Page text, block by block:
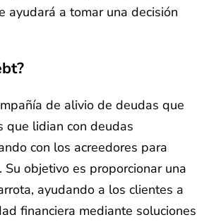
ayudará a tomar una decisión
de alivio de deudas que
que lidian con deudas
con los acreedores para
objetivo es proporcionar una
ayudando a los clientes a
financiera mediante soluciones